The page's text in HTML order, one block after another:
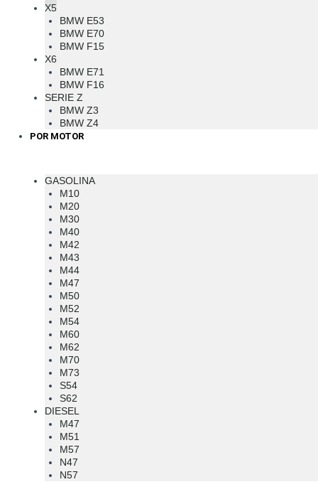
X5
BMW E53
BMW E70
BMW F15
X6
BMW E71
BMW F16
SERIE Z
BMW Z3
BMW Z4
POR MOTOR
GASOLINA
M10
M20
M30
M40
M42
M43
M44
M47
M50
M52
M54
M60
M62
M70
M73
S54
S62
DIESEL
M47
M51
M57
N47
N57